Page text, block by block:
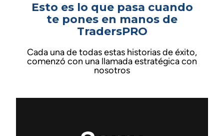
Esto es lo que pasa cuando
te pones en manos de
TradersPRO
Cada una de todas estas historias de éxito,
comenzó con una llamada estratégica con
nosotros